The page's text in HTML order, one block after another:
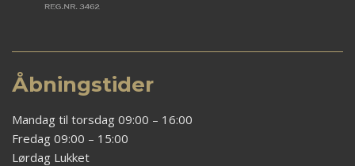
Åbningstider
Mandag til torsdag 09:00 – 16:00
Fredag 09:00 – 15:00
Lørdag Lukket